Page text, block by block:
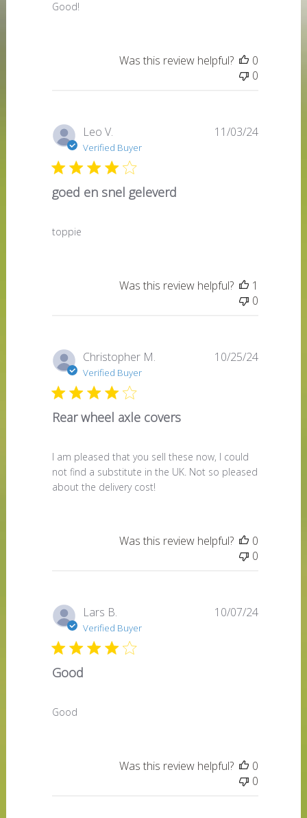
Good!
Was this review helpful?
0
0
Leo V.
Verified Buyer
goed en snel geleverd
toppie
Published
11/03/24
Was this review helpful?
1
0
Christopher M.
Verified Buyer
Rear wheel axle covers
I am pleased that you sell these now, I could
not find a substitute in the UK. Not so pleased
about the delivery cost!
Published
10/25/24
Was this review helpful?
0
0
Lars B.
Verified Buyer
Good
Good
Published
10/07/24
Was this review helpful?
0
0